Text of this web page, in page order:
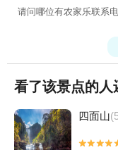
请问哪位有农家乐联系
看了该景点的人
四面山